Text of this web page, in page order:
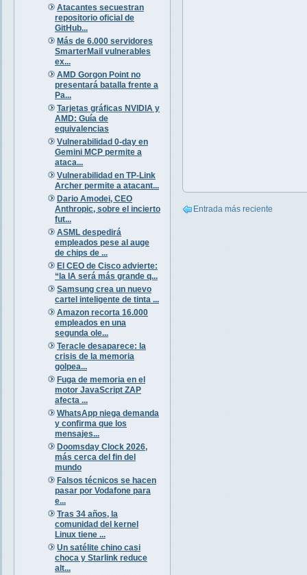
Atacantes secuestran
repositorio oficial de
GitHub...
Más de 6.000 servidores
SmarterMail vulnerables
ex...
AMD Gorgon Point no
presentará batalla frente a
Pa...
Tarjetas gráficas NVIDIA y
AMD: Guía de
equivalencias
Vulnerabilidad 0-day en
Gemini MCP permite a
ataca...
Vulnerabilidad en TP-Link
Archer permite a atacant...
Dario Amodei, CEO
Anthropic, sobre el incierto
fut...
ASML despedirá
empleados pese al auge
de chips de ...
El CEO de Cisco advierte:
“la IA será más grande q...
Samsung crea un nuevo
cartel inteligente de tinta ...
Amazon recorta 16.000
empleados en una
segunda ole...
Teracle desaparece: la
crisis de la memoria
golpea...
Fuga de memoria en el
motor JavaScript ZAP
afecta ...
WhatsApp niega demanda
y confirma que los
mensajes...
Doomsday Clock 2026,
más cerca del fin del
mundo
Falsos técnicos se hacen
pasar por Vodafone para
e...
Tras 34 años, la
comunidad del kernel
Linux tiene ...
Un satélite chino casi
choca y Starlink reduce
alt...
Entrada más reciente